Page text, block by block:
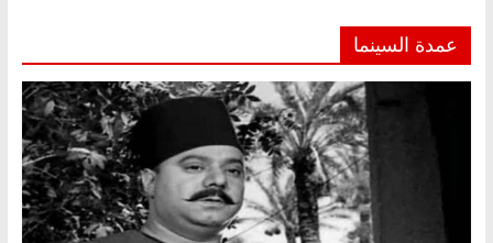
عمدة السينما